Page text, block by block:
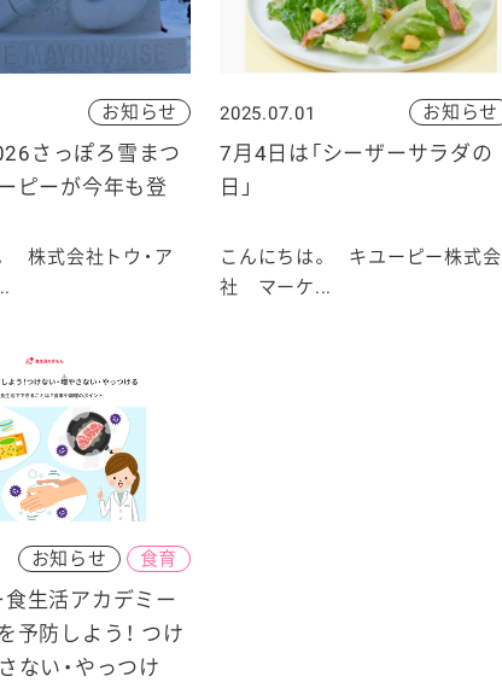
お知らせ
さっぽろ雪まつ
ピーが今年も登
株式会社トウ・ア
お知らせ
2025.07.01
7月4日は「シーザーサラダの
日」
こんにちは。 キユーピー株式会
社 マーケ...
お知らせ 食育
食生活アカデミー
予防しよう！ つけ
ない・やっつけ